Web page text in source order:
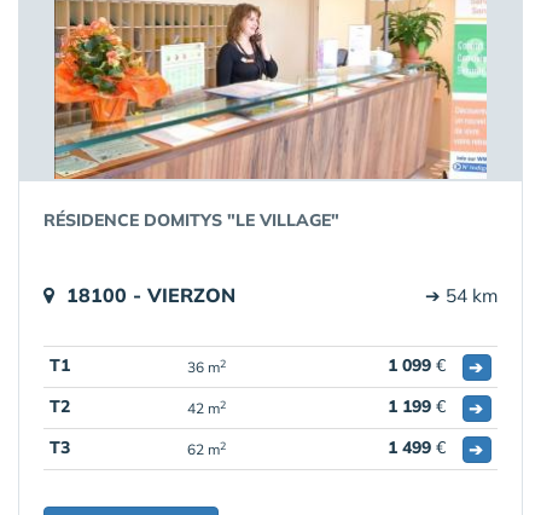
RÉSIDENCE DOMITYS "LE VILLAGE"
18100 - VIERZON ➔ 54 km
T1 36 m2 1 099 €
➔
T2
42 m2 1 199 €
➔
T3
62 m2 1 499 € ➔